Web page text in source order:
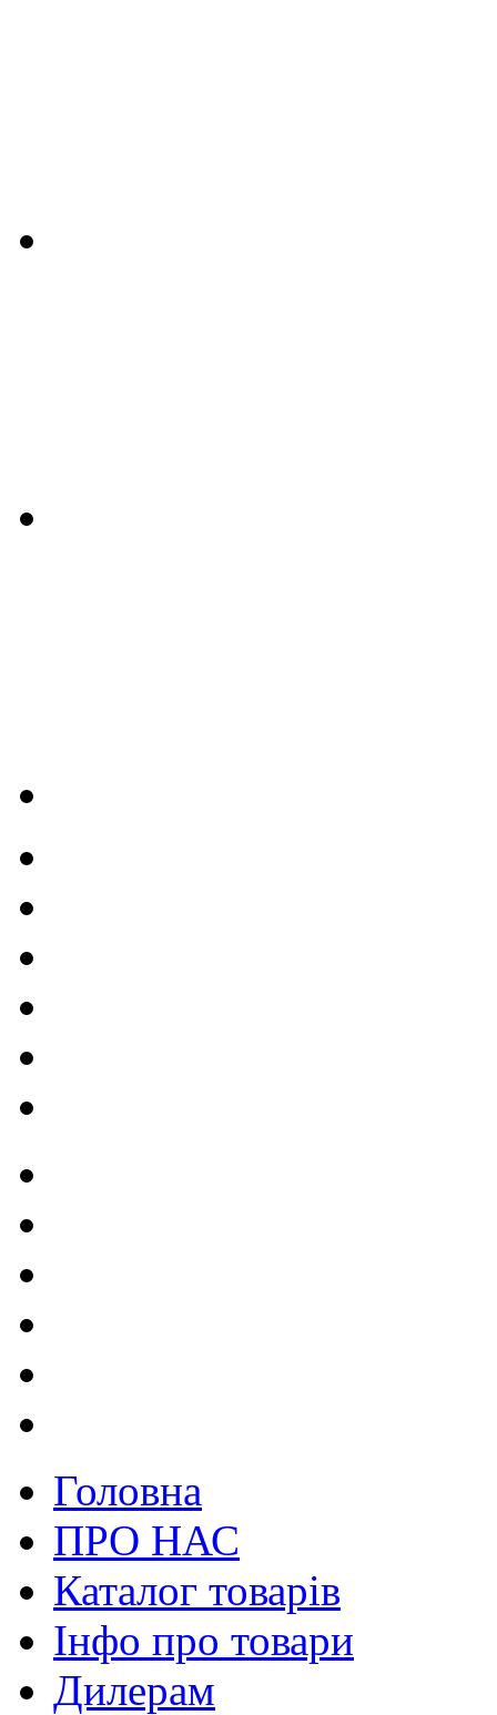
Головна
ПРО НАС
Каталог товарів
Інфо про товари
Дилерам